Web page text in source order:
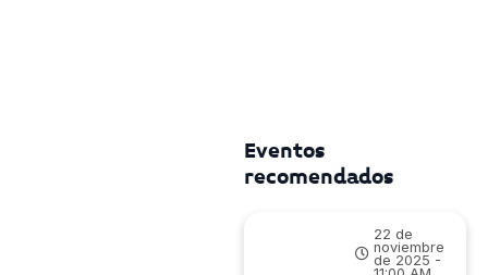
Eventos
recomendados
22 de
noviembre
de 2025 -